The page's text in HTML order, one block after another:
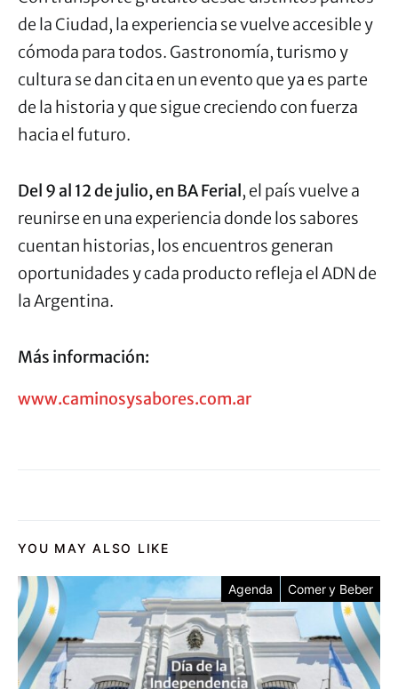
de la Ciudad, la experiencia se vuelve accesible y
cómoda para todos. Gastronomía, turismo y
cultura se dan cita en un evento que ya es parte
de la historia y que sigue creciendo con fuerza
hacia el futuro.
Del 9 al 12 de julio, en BA Ferial, el país vuelve a
reunirse en una experiencia donde los sabores
cuentan historias, los encuentros generan
oportunidades y cada producto refleja el ADN de
la Argentina.
Más información:
www.caminosysabores.com.ar
YOU MAY ALSO LIKE
Agenda Comer y Beber